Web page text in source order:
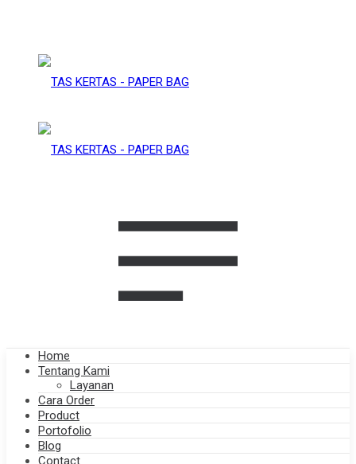
BAG
Home
Tentang Kami
Layanan
Cara Order
Product
Portofolio
Blog
Contact